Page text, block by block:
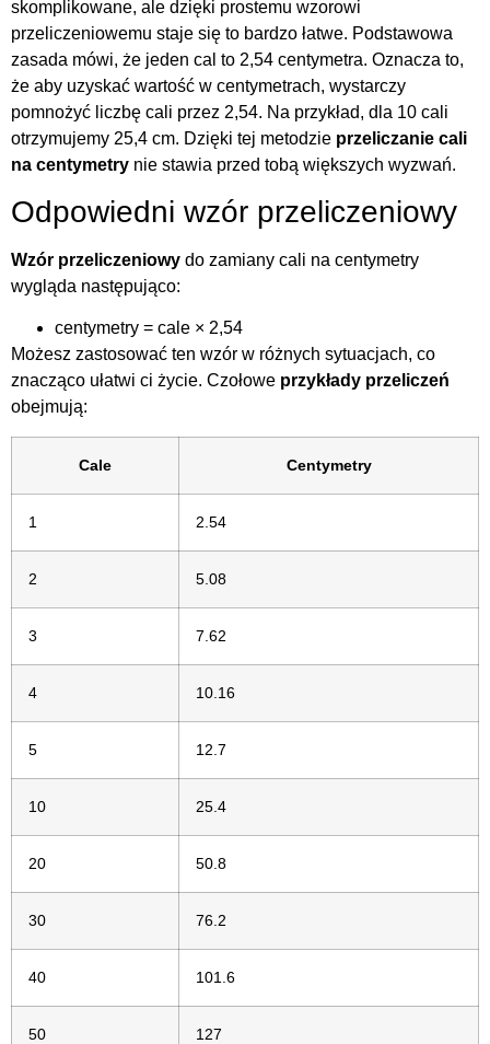
skomplikowane, ale dzięki prostemu wzorowi
przeliczeniowemu staje się to bardzo łatwe. Podstawowa
zasada mówi, że jeden cal to 2,54 centymetra. Oznacza to,
że aby uzyskać wartość w centymetrach, wystarczy
pomnożyć liczbę cali przez 2,54. Na przykład, dla 10 cali
otrzymujemy 25,4 cm. Dzięki tej metodzie przeliczanie cali
na centymetry nie stawia przed tobą większych wyzwań.
Odpowiedni wzór przeliczeniowy
Wzór przeliczeniowy do zamiany cali na centymetry
wygląda następująco:
centymetry = cale × 2,54
Możesz zastosować ten wzór w różnych sytuacjach, co
znacząco ułatwi ci życie. Czołowe przykłady przeliczeń
obejmują:
Cale Centymetry
1 2.54
2 5.08
3 7.62
4 10.16
5 12.7
10 25.4
20 50.8
30 76.2
40 101.6
50 127